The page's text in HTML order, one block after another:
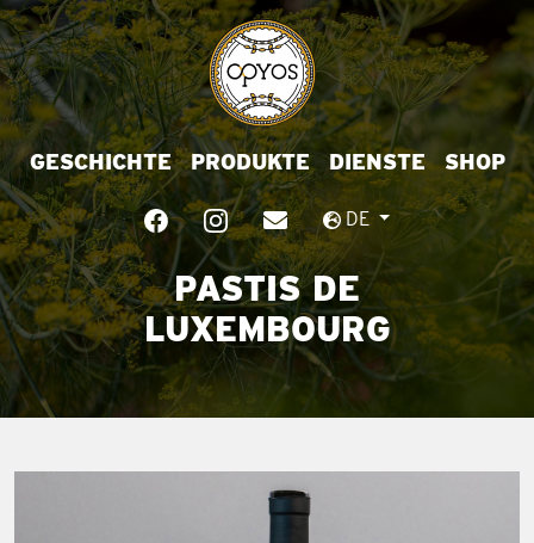
GESCHICHTE PRODUKTE DIENSTE SHOP
DE
PASTIS DE
LUXEMBOURG